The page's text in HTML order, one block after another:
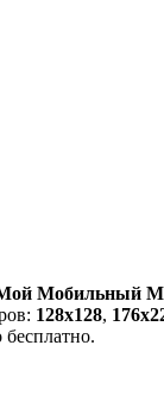
Мобильный
128х128,